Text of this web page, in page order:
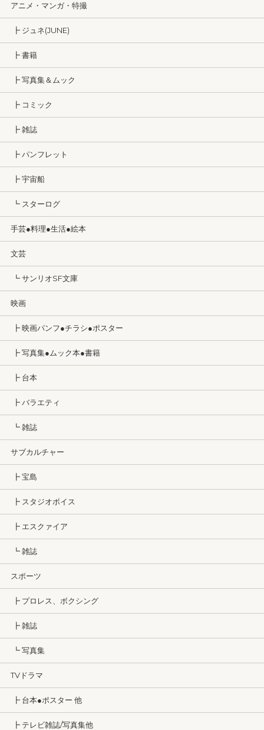
アニメ・マンガ・特撮
┣ ジュネ(JUNE)
┣ 書籍
┣ 写真集＆ムック
┣ コミック
┣ 雑誌
┣ パンフレット
┣ 宇宙船
┗ スターログ
手芸●料理●生活●絵本
文芸
┗ サンリオSF文庫
映画
┣ 映画パンフ●チラシ●ポスター
┣ 写真集●ムック本●書籍
┣ 台本
┣ バラエティ
┗ 雑誌
サブカルチャー
┣ 宝島
┣ スタジオボイス
┣ エスクァイア
┗ 雑誌
スポーツ
┣ プロレス、ボクシング
┣ 雑誌
┗ 写真集
TVドラマ
┣ 台本●ポスター 他
┣ テレビ雑誌/写真集他